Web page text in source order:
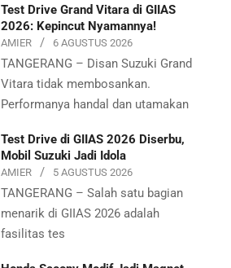
Test Drive Grand Vitara di GIIAS
2026: Kepincut Nyamannya!
AMIER 6 AGUSTUS 2026
TANGERANG – Disan Suzuki Grand
Vitara tidak membosankan.
Performanya handal dan utamakan
Test Drive di GIIAS 2026 Diserbu,
Mobil Suzuki Jadi Idola
AMIER 5 AGUSTUS 2026
TANGERANG – Salah satu bagian
menarik di GIIAS 2026 adalah
fasilitas tes